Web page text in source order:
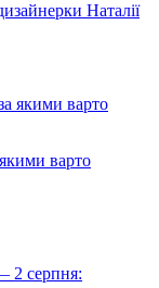
Наталії
варто